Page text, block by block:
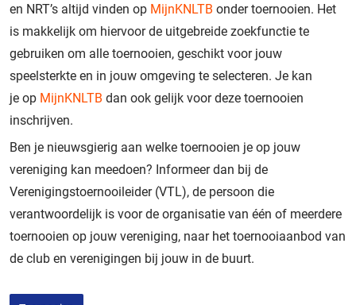
en NRT’s altijd vinden op MijnKNLTB onder toernooien. Het
is makkelijk om hiervoor de uitgebreide zoekfunctie te
gebruiken om alle toernooien, geschikt voor jouw
speelsterkte en in jouw omgeving te selecteren. Je kan
je op MijnKNLTB dan ook gelijk voor deze toernooien
inschrijven.
Ben je nieuwsgierig aan welke toernooien je op jouw
vereniging kan meedoen? Informeer dan bij de
Verenigingstoernooileider (VTL), de persoon die
verantwoordelijk is voor de organisatie van één of meerdere
toernooien op jouw vereniging, naar het toernooiaanbod van
de club en verenigingen bij jouw in de buurt.